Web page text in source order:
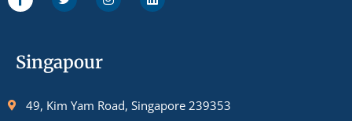
Singapour
49, Kim Yam Road, Singapore 239353